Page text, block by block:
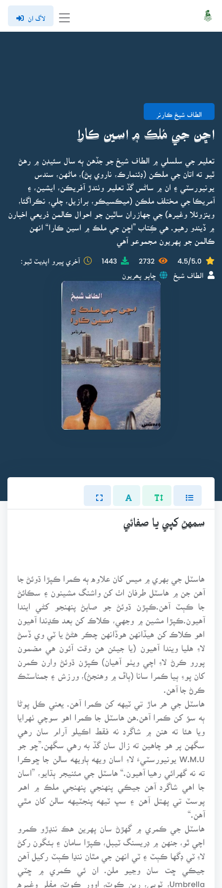
لاگ ان
الطاف شيخ ڪارنر
اڇن جي مُلڪ ۾ اسين ڪارا
تعليم جي سلسلي ۾ الطاف شيخ جو جڏهن ٻه سال سئيڊن ۾ رهڻ
ٿيو ته اتان جي ملڪن (ڊئنمارڪ، ناروي پڻ)، ماڻهن، سندس
يونيورسٽي ۽ ان ۾ ساڻس گڏ تعليم وٺندڙ آفريڪن، ايشين، ۽
آمريڪا جي مختلف ملڪن (ميڪسيڪو، برازيل، چلي، نڪراگئا،
وينزوئلا وغيره) جي جهازران ساٿين جو احوال ڪالمن ذريعي اخبارن
۾ ڏيندو رهيو. هي ڪِتاب ”اڇن جي ملڪ ۾ اسين ڪارا“ انهن
ڪالمن جو پهريون مجموعو آهي
4.5/5.0
2732
1443 آخري ڀيرو اپڊيٽ ٿيو:
الطاف شيخ ڇاپو پھريون
سمهڻ کپي يا صفائي
هاسٽل جي بهري ۾ ميس کان علاوه ٻه ڪمرا ڪپڙا ڌوئڻ جا
آهن جن ۾ هاسٽل طرفان اٺ کن واشنگ مشينون ۽ سڪائڻ
جا ڪٻٽ آهن.ڪپڙن ڌوئڻ جو صابڻ پنهنجو کڻي ايندا
آهيون.ڪپڙا مشين ۾ وجهي، ڪلاڪ کن بعد ڪڍندا آهيون
اهو ڪلاڪ کن هيڏانهن هوڏانهن چڪر هڻڻ يا ٽي وي ڏسڻ
لاءِ هليا ويندا آهيون (يا جيئن هن وقت آئون هي مضمون
پورو ڪرڻ لاءِ اچي ويٺو آهيان) ڪپڙن ڌوئڻ وارن ڪمرن
کان پوءِ ٻيا ڪمرا سانا (ٻاڦ ۾ وهنجڻ)، ورزش ۽ جمناسٽڪ
ڪرڻ جا آهن.
هاسٽل جي هر ماڙ تي ٽيهه کن ڪمرا آهن. يعني ڪل پوڻا
ٻه سؤ کن ڪمرا آهن.هن هاسٽل جا ڪمرا اهو سوچي ٺهرايا
ويا هئا ته هنن ۾ شاگرد نه فقط اڪيلو آرام سان رهي
سگهن پر هو چاهين ته زال سان گڏ به رهي سگهن.”ڇو جو
W.M.U يونيورسٽيءَ لاءِ اسان ويهه ٻاويهه سالن جا ڇوڪرا
ته نه گهرائي رهيا آهيون.“ هاسٽل جي مئنيجر ٻڌايو، ”اسان
جا اهي شاگرد آهن جيڪي پنهنجي پنهنجي ملڪ ۾ اهم
پوسٽ تي پهتل آهن ۽ سڀ ٽيهه پنجٽيهه سالن کان مٿي
آهن.“
هاسٽل جي ڪمري ۾ گهڙڻ سان پهرين هڪ ننڍڙو ڪمرو
اچي ٿو، جنهن ۾ ڊريسنگ ٽيبل، ڪپڙا سامان ۽ بئگون رکڻ
لاءِ ٽي ڊگها ڪٻٽ ۽ ٽي انهن جي مٿان ننڍا ڪٻٽ رکيل آهن
جيڪي ڇت سان وڃيو ملن. ان ئي ڪمري ۾ ڇٽي
Umbrella، ٽوپي، رين ڪوٽ، اوور ڪوٽ، مفلر وغيره